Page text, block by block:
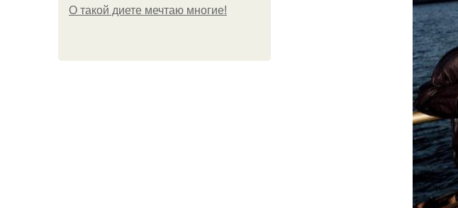
О такой диете мечтаю многие!